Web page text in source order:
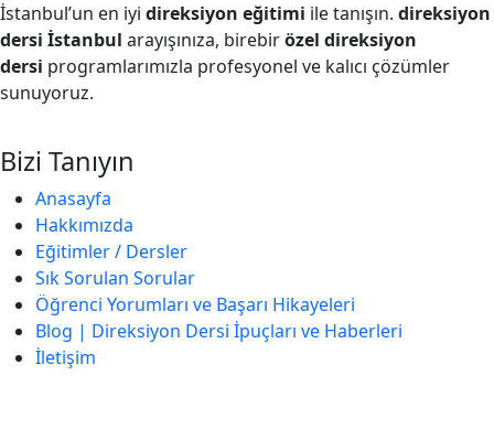
İstanbul’un en iyi direksiyon eğitimi ile tanışın. direksiyon
dersi İstanbul arayışınıza, birebirözel direksiyon
dersi programlarımızla profesyonel ve kalıcı çözümler
sunuyoruz.
Bizi Tanıyın
Anasayfa
Hakkımızda
Eğitimler / Dersler
Sık Sorulan Sorular
Öğrenci Yorumları ve Başarı Hikayeleri
Blog | Direksiyon Dersi İpuçları ve Haberleri
İletişim